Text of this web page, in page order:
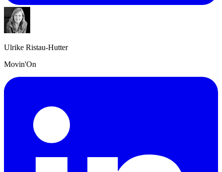
Ulrike Ristau-Hutter
Movin'On